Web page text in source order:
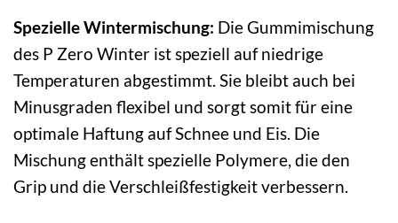
Spezielle Wintermischung: Die Gummimischung
des P Zero Winter ist speziell auf niedrige
Temperaturen abgestimmt. Sie bleibt auch bei
Minusgraden flexibel und sorgt somit für eine
optimale Haftung auf Schnee und Eis. Die
Mischung enthält spezielle Polymere, die den
Grip und die Verschleißfestigkeit verbessern.